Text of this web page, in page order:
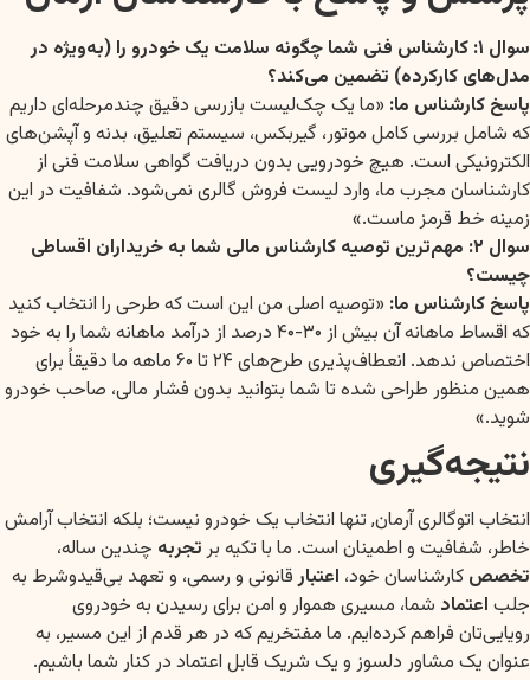
سوال ۱: کارشناس فنی شما چگونه سلامت یک خودرو را (به‌ویژه در
مدل‌های کارکرده) تضمین می‌کند؟
پاسخ کارشناس ما: «ما یک چک‌لیست بازرسی دقیق چندمرحله‌ای داریم
که شامل بررسی کامل موتور، گیربکس، سیستم تعلیق، بدنه و آپشن‌های
الکترونیکی است. هیچ خودرویی بدون دریافت گواهی سلامت فنی از
کارشناسان مجرب ما، وارد لیست فروش گالری نمی‌شود. شفافیت در این
زمینه خط قرمز ماست.»
سوال ۲: مهم‌ترین توصیه کارشناس مالی شما به خریداران اقساطی
چیست؟
پاسخ کارشناس ما: «توصیه اصلی من این است که طرحی را انتخاب کنید
که اقساط ماهانه آن بیش از ۳۰-۴۰ درصد از درآمد ماهانه شما را به خود
اختصاص ندهد. انعطاف‌پذیری طرح‌های ۲۴ تا ۶۰ ماهه ما دقیقاً برای
همین منظور طراحی شده تا شما بتوانید بدون فشار مالی، صاحب خودرو
شوید.»
نتیجه‌گیری
انتخاب اتوگالری آرمان, تنها انتخاب یک خودرو نیست؛ بلکه انتخاب آرامش
خاطر، شفافیت و اطمینان است. ما با تکیه برتجربه چندین ساله،
تخصص کارشناسان خود، اعتبارقانونی و رسمی، و تعهد بی‌قیدوشرط به
جلب اعتماد شما، مسیری هموار و امن برای رسیدن به خودروی
رویایی‌تان فراهم کرده‌ایم. ما مفتخریم که در هر قدم از این مسیر، به
عنوان یک مشاور دلسوز و یک شریک قابل اعتماد در کنار شما باشیم.